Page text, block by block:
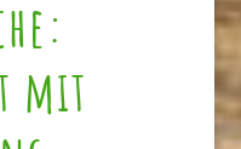
mit